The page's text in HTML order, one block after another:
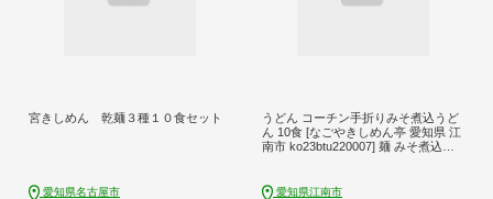
宮きしめん 乾麺３種１０食セット
愛知県名古屋市
うどん コーチン手折りみそ煮込うど
ん 10食 [なごやきしめん亭 愛知県 江
南市 ko23btu220007] 麺 みそ煮込う
地 麺セット 名古屋めし なごやめし
愛知県江南市